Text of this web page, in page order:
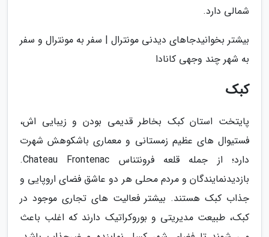
شمالی دارد.
بیشتر بخوانیدجاهای دیدنی مونترال | سفر به مونترال و سفر
به شهر چند وجهی کانادا
کبک
پایتخت استان کبک بخاطر قدیمی بودن و زیبایی اش،
فستیوال های عظیم زمستانی و معماری باشکوهش شهرت
دارد؛ از جمله قلعه فرونتناس Chateau Frontenac.
بازدیدنمایندگان و مردم محلی هر دو عاشق فضای اروپایی و
جذاب کبک هستند. بیشتر فعالیت های تجاری موجود در
کبک، طبیعت مدیریتی و بوروکراتیک دارند که اغلب باعث